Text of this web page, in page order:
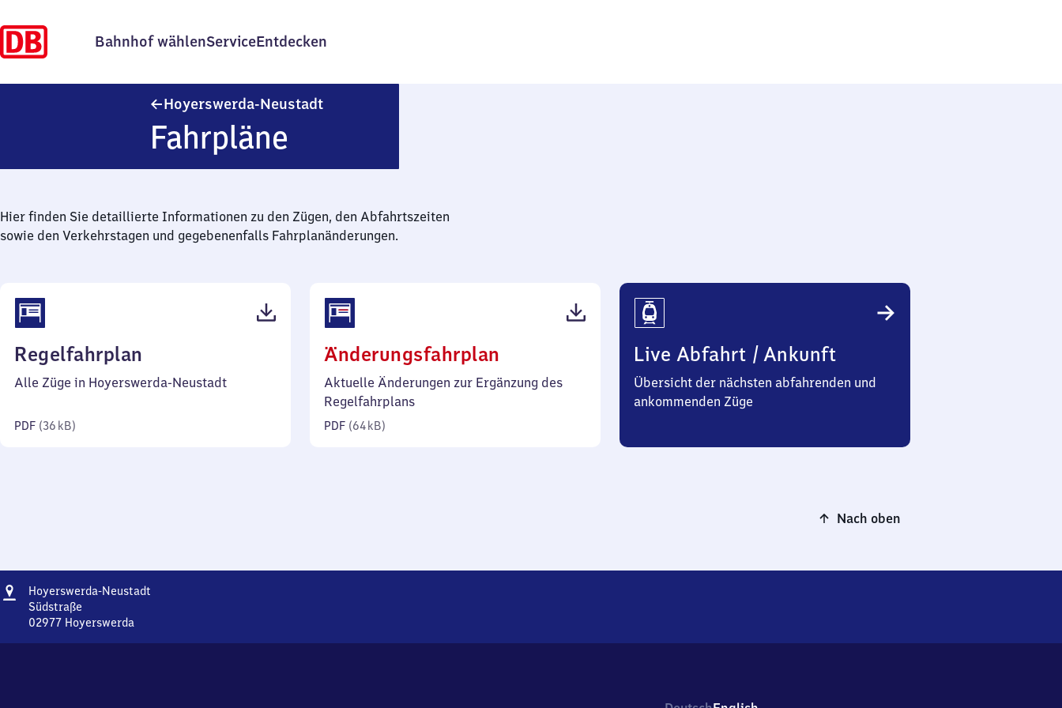
Bahnhof wählenServiceEntdecken
Hoyerswerda-Neustadt
Fahrpläne
Hier finden Sie detaillierte Informationen zu den Zügen, den Abfahrtszeiten
sowie den Verkehrstagen und gegebenenfalls Fahrplanänderungen.
Regelfahrplan
36
Alle Züge in Hoyerswerda-Neustadt
PDF (36 kB)
Änderungsfahrplan
64
Aktuelle Änderungen zur Ergänzung des
Regelfahrplans
PDF (64 kB)
Live Abfahrt / Ankunft
Übersicht der nächsten abfahrenden und
ankommenden Züge
Nach oben
Adresse
Hoyerswerda-Neustadt
Südstraße
02977 Hoyerswerda